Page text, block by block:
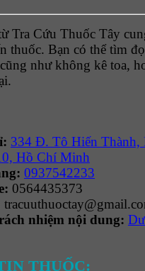
Tra Cứu Thuốc Tây
thuốc. Bạn có thể tìm
như không kê toa,
334 Đ. Tô Hiến Thành,
Hồ Chí Minh
0937542233
0564435373
nhiệm nội dung:
THUỐC: